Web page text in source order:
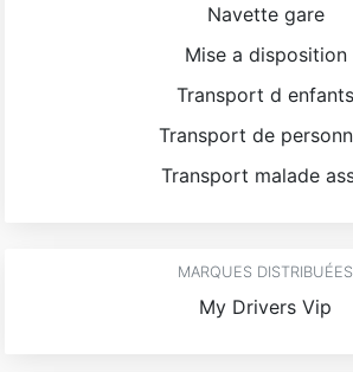
Navette gare
Mise a disposition
Transport d enfants
Transport de
Transport malade
MARQUES DISTRIBUÉES
My Drivers Vip